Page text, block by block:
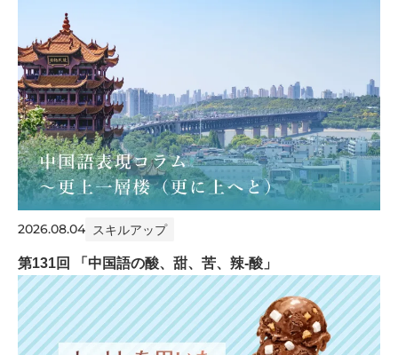
2026.08.04 スキルアップ
第131回 「中国語の酸、甜、苦、辣-酸」